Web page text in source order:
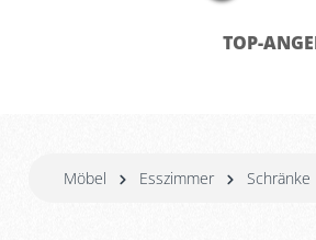
TOP-
Möbel Esszimmer Schränke